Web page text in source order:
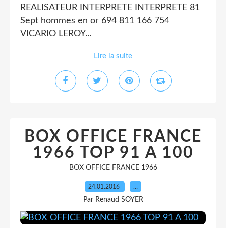
REALISATEUR INTERPRETE INTERPRETE 81
Sept hommes en or 694 811 166 754
VICARIO LEROY...
Lire la suite
BOX OFFICE FRANCE
1966 TOP 91 A 100
BOX OFFICE FRANCE 1966
24.01.2016 …
Par Renaud SOYER